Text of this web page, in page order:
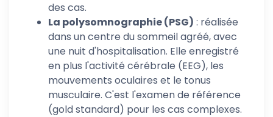
des cas.
La polysomnographie (PSG) : réalisée
dans un centre du sommeil agréé, avec
une nuit d'hospitalisation. Elle enregistré
en plus l'activité cérébrale (EEG), les
mouvements oculaires et le tonus
musculaire. C'est l'examen de référence
(gold standard) pour les cas complexes.